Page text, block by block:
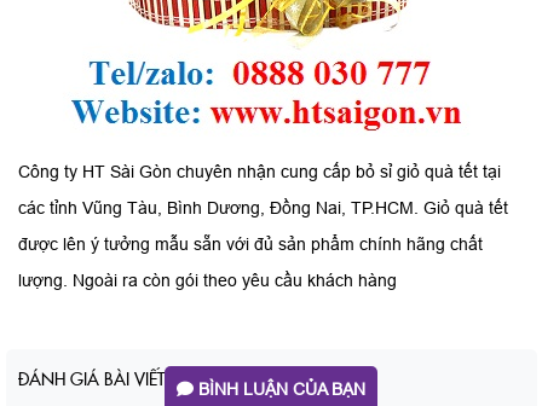
Công ty HT Sài Gòn chuyên nhận cung cấp bỏ sỉ giỏ quà tết tại
các tỉnh Vũng Tàu, Bình Dương, Đồng Nai, TP.HCM. Giỏ quà tết
được lên ý tưởng mẫu sẵn với đủ sản phẩm chính hãng chất
lượng. Ngoài ra còn gói theo yêu cầu khách hàng
ĐÁNH GIÁ BÀI VIẾT BÌNH LUẬN CỦA BẠN